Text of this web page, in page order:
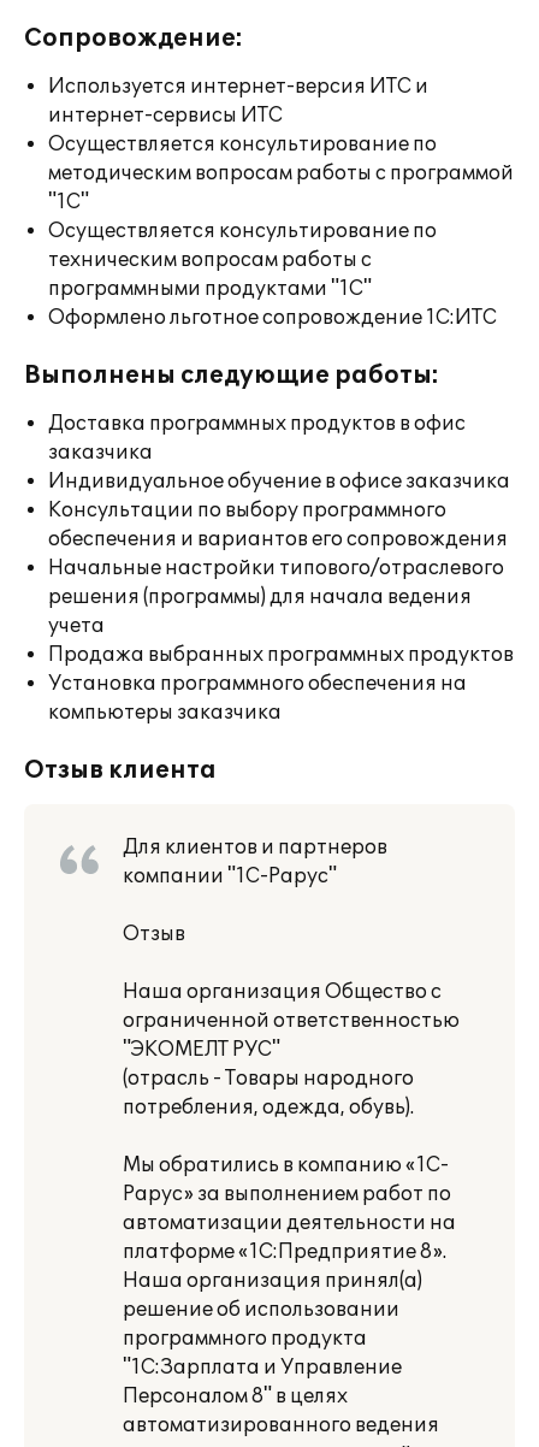
Сопровождение:
Используется интернет-версия ИТС и
интернет-сервисы ИТС
Осуществляется консультирование по
методическим вопросам работы с программой
"1С"
Осуществляется консультирование по
техническим вопросам работы с
программными продуктами "1С"
Оформлено льготное сопровождение 1С:ИТС
Выполнены следующие работы:
Доставка программных продуктов в офис
заказчика
Индивидуальное обучение в офисе заказчика
Консультации по выбору программного
обеспечения и вариантов его сопровождения
Начальные настройки типового/отраслевого
решения (программы) для начала ведения
учета
Продажа выбранных программных продуктов
Установка программного обеспечения на
компьютеры заказчика
Отзыв клиента
Для клиентов и партнеров
компании "1С-Рарус"
Отзыв
Наша организация Общество с
ограниченной ответственностью
"ЭКОМЕЛТ РУС"
(отрасль - Товары народного
потребления, одежда, обувь).
Мы обратились в компанию «1С-
Рарус» за выполнением работ по
автоматизации деятельности на
платформе «1С:Предприятие 8».
Наша организация принял(а)
решение об использовании
программного продукта
"1С:Зарплата и Управление
Персоналом 8" в целях
автоматизированного ведения